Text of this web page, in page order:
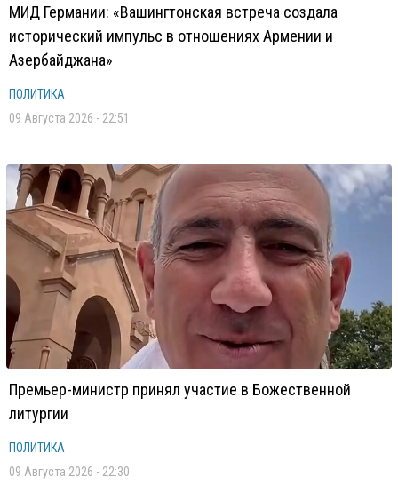
МИД Германии: «Вашингтонская встреча создала
исторический импульс в отношениях Армении и
Азербайджана»
ПОЛИТИКА
09 Августа 2026 - 22:51
Премьер-министр принял участие в Божественной
литургии
ПОЛИТИКА
09 Августа 2026 - 22:30